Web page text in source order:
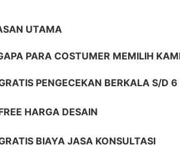
UTAMA
PARA COSTUMER MEMILIH
PENGECEKAN BERKALA S/D
HARGA DESAIN
BIAYA JASA KONSULTASI